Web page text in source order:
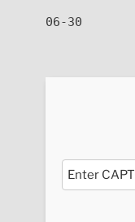
06-30